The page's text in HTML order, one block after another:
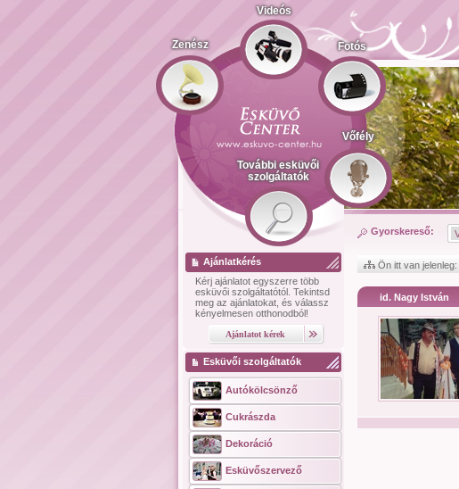
Zenész
Videós
Fotós
Vőfély
További esküvői
szolgáltatók
Ajánlatkérés
Kérj ajánlatot egyszerre több
esküvői szolgáltatótól. Tekintsd
meg az ajánlatokat, és válassz
kényelmesen otthonodból!
Esküvői szolgáltatók
Autókölcsönző
Cukrászda
Dekoráció
Esküvőszervező
Gyorskereső:
Ön itt van jelenleg:
id. Nagy István